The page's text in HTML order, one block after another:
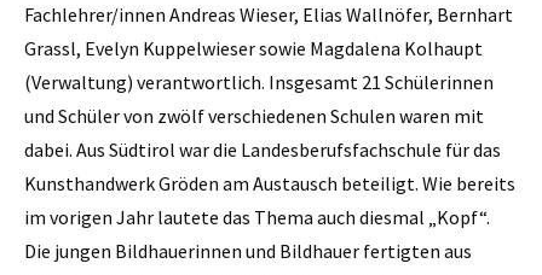
Fachlehrer/innen Andreas Wieser, Elias Wallnöfer, Bernhart
Grassl, Evelyn Kuppelwieser sowie Magdalena Kolhaupt
(Verwaltung) verantwortlich. Insgesamt 21 Schülerinnen
und Schüler von zwölf verschiedenen Schulen waren mit
dabei. Aus Südtirol war die Landesberufsfachschule für das
Kunsthandwerk Gröden am Austausch beteiligt. Wie bereits
im vorigen Jahr lautete das Thema auch diesmal „Kopf“.
Die jungen Bildhauerinnen und Bildhauer fertigten aus